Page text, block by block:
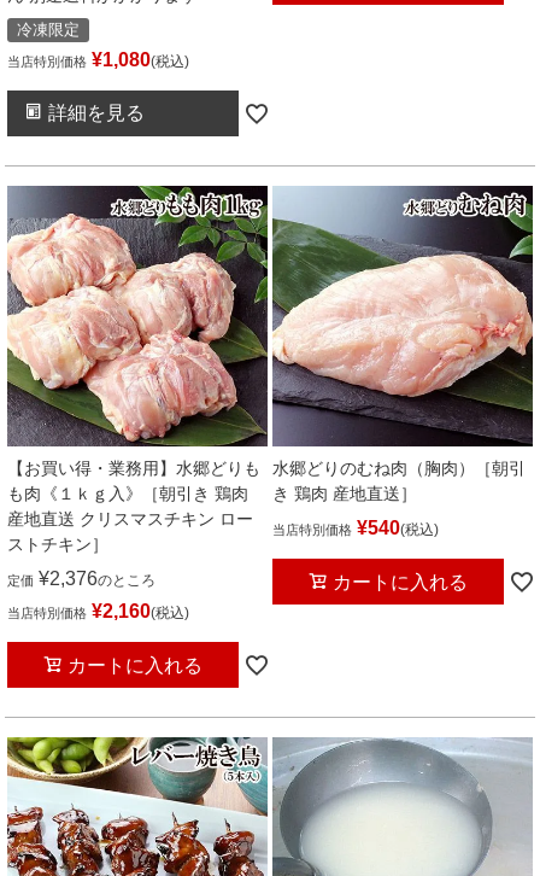
冷凍限定
当店特別価格 ¥1,080 税込
詳細を見る
【お買い得・業務用】水郷どりも
も肉《１ｋｇ入》［朝引き 鶏肉
産地直送 クリスマスチキン ロー
ストチキン］
定価 ¥2,376のところ
当店特別価格 ¥2,160 税込
カートに入れる
水郷どりのむね肉（胸肉）［朝引
き 鶏肉 産地直送］
当店特別価格 ¥540 税込
カートに入れる